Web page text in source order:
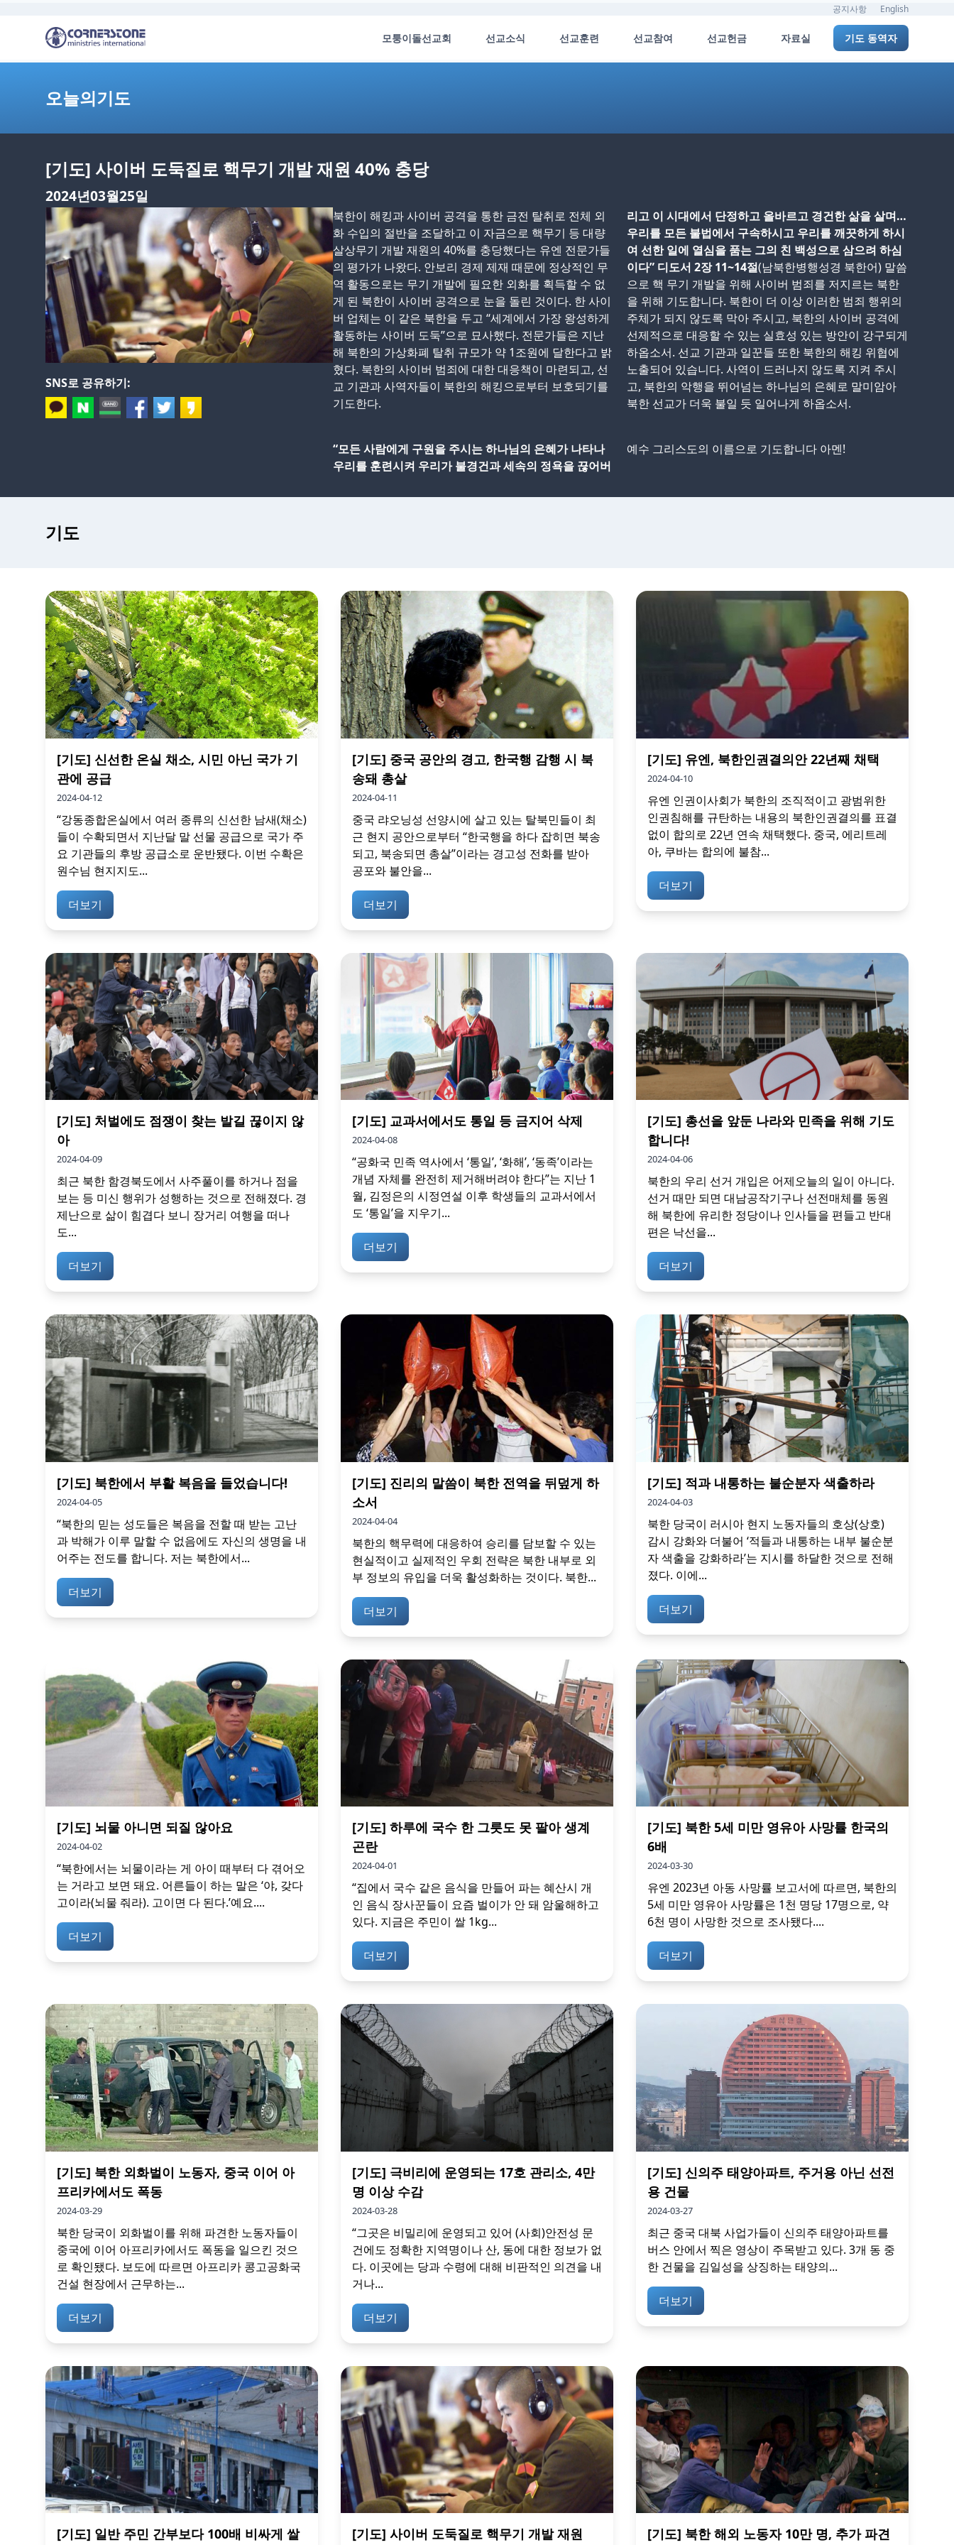
공지사항 English
모퉁이돌선교회 선교소식 선교훈련 선교참여 선교헌금 자료실 기도 동역자
오늘의기도
[기도] 사이버 도둑질로 핵무기 개발 재원 40% 충당
2024년03월25일
SNS로 공유하기:
북한이 해킹과 사이버 공격을 통한 금전 탈취로 전체 외
화 수입의 절반을 조달하고 이 자금으로 핵무기 등 대량
살상무기 개발 재원의 40%를 충당했다는 유엔 전문가들
의 평가가 나왔다. 안보리 경제 제재 때문에 정상적인 무
역 활동으로는 무기 개발에 필요한 외화를 획득할 수 없
게 된 북한이 사이버 공격으로 눈을 돌린 것이다. 한 사이
버 업체는 이 같은 북한을 두고 “세계에서 가장 왕성하게
활동하는 사이버 도둑”으로 묘사했다. 전문가들은 지난
해 북한의 가상화폐 탈취 규모가 약 1조원에 달한다고 밝
혔다. 북한의 사이버 범죄에 대한 대응책이 마련되고, 선
교 기관과 사역자들이 북한의 해킹으로부터 보호되기를
기도한다.
“모든 사람에게 구원을 주시는 하나님의 은혜가 나타나
우리를 훈련시켜 우리가 불경건과 세속의 정욕을 끊어버
리고 이 시대에서 단정하고 올바르고 경건한 삶을 살며…
우리를 모든 불법에서 구속하시고 우리를 깨끗하게 하시
여 선한 일에 열심을 품는 그의 친 백성으로 삼으려 하심
이다” 디도서 2장 11~14절(남북한병행성경 북한어) 말씀
으로 핵 무기 개발을 위해 사이버 범죄를 저지르는 북한
을 위해 기도합니다. 북한이 더 이상 이러한 범죄 행위의
주체가 되지 않도록 막아 주시고, 북한의 사이버 공격에
선제적으로 대응할 수 있는 실효성 있는 방안이 강구되게
하옵소서. 선교 기관과 일꾼들 또한 북한의 해킹 위협에
노출되어 있습니다. 사역이 드러나지 않도록 지켜 주시
고, 북한의 악행을 뛰어넘는 하나님의 은혜로 말미암아
북한 선교가 더욱 불일 듯 일어나게 하옵소서.
예수 그리스도의 이름으로 기도합니다 아멘!
기도
[기도] 신선한 온실 채소, 시민 아닌 국가 기
관에 공급
2024-04-12
“강동종합온실에서 여러 종류의 신선한 남새(채소)
들이 수확되면서 지난달 말 선물 공급으로 국가 주
요 기관들의 후방 공급소로 운반됐다. 이번 수확은
원수님 현지지도...
더보기
[기도] 중국 공안의 경고, 한국행 감행 시 북
송돼 총살
2024-04-11
중국 랴오닝성 선양시에 살고 있는 탈북민들이 최
근 현지 공안으로부터 “한국행을 하다 잡히면 북송
되고, 북송되면 총살”이라는 경고성 전화를 받아
공포와 불안을...
더보기
[기도] 유엔, 북한인권결의안 22년째 채택
2024-04-10
유엔 인권이사회가 북한의 조직적이고 광범위한
인권침해를 규탄하는 내용의 북한인권결의를 표결
없이 합의로 22년 연속 채택했다. 중국, 에리트레
아, 쿠바는 합의에 불참...
더보기
[기도] 처벌에도 점쟁이 찾는 발길 끊이지 않
아
2024-04-09
최근 북한 함경북도에서 사주풀이를 하거나 점을
보는 등 미신 행위가 성행하는 것으로 전해졌다. 경
제난으로 삶이 힘겹다 보니 장거리 여행을 떠나
도...
더보기
[기도] 교과서에서도 통일 등 금지어 삭제
2024-04-08
“공화국 민족 역사에서 ‘통일’, ‘화해’, ‘동족’이라는
개념 자체를 완전히 제거해버려야 한다”는 지난 1
월, 김정은의 시정연설 이후 학생들의 교과서에서
도 ‘통일’을 지우기...
더보기
[기도] 총선을 앞둔 나라와 민족을 위해 기도
합니다!
2024-04-06
북한의 우리 선거 개입은 어제오늘의 일이 아니다.
선거 때만 되면 대남공작기구나 선전매체를 동원
해 북한에 유리한 정당이나 인사들을 편들고 반대
편은 낙선을...
더보기
[기도] 북한에서 부활 복음을 들었습니다!
2024-04-05
“북한의 믿는 성도들은 복음을 전할 때 받는 고난
과 박해가 이루 말할 수 없음에도 자신의 생명을 내
어주는 전도를 합니다. 저는 북한에서...
더보기
[기도] 진리의 말씀이 북한 전역을 뒤덮게 하
소서
2024-04-04
북한의 핵무력에 대응하여 승리를 담보할 수 있는
현실적이고 실제적인 우회 전략은 북한 내부로 외
부 정보의 유입을 더욱 활성화하는 것이다. 북한...
더보기
[기도] 적과 내통하는 불순분자 색출하라
2024-04-03
북한 당국이 러시아 현지 노동자들의 호상(상호)
감시 강화와 더불어 ‘적들과 내통하는 내부 불순분
자 색출을 강화하라’는 지시를 하달한 것으로 전해
졌다. 이에...
더보기
[기도] 뇌물 아니면 되질 않아요
2024-04-02
“북한에서는 뇌물이라는 게 아이 때부터 다 겪어오
는 거라고 보면 돼요. 어른들이 하는 말은 ‘야, 갖다
고이라(뇌물 줘라). 고이면 다 된다.’예요....
더보기
[기도] 하루에 국수 한 그릇도 못 팔아 생계
곤란
2024-04-01
“집에서 국수 같은 음식을 만들어 파는 혜산시 개
인 음식 장사꾼들이 요즘 벌이가 안 돼 암울해하고
있다. 지금은 주민이 쌀 1kg...
더보기
[기도] 북한 5세 미만 영유아 사망률 한국의
6배
2024-03-30
유엔 2023년 아동 사망률 보고서에 따르면, 북한의
5세 미만 영유아 사망률은 1천 명당 17명으로, 약
6천 명이 사망한 것으로 조사됐다....
더보기
[기도] 북한 외화벌이 노동자, 중국 이어 아
프리카에서도 폭동
2024-03-29
북한 당국이 외화벌이를 위해 파견한 노동자들이
중국에 이어 아프리카에서도 폭동을 일으킨 것으
로 확인됐다. 보도에 따르면 아프리카 콩고공화국
건설 현장에서 근무하는...
더보기
[기도] 극비리에 운영되는 17호 관리소, 4만
명 이상 수감
2024-03-28
“그곳은 비밀리에 운영되고 있어 (사회)안전성 문
건에도 정확한 지역명이나 산, 동에 대한 정보가 없
다. 이곳에는 당과 수령에 대해 비판적인 의견을 내
거나...
더보기
[기도] 신의주 태양아파트, 주거용 아닌 선전
용 건물
2024-03-27
최근 중국 대북 사업가들이 신의주 태양아파트를
버스 안에서 찍은 영상이 주목받고 있다. 3개 동 중
한 건물을 김일성을 상징하는 태양의...
더보기
[기도] 일반 주민 간부보다 100배 비싸게 쌀
[기도] 사이버 도둑질로 핵무기 개발 재원
[기도] 북한 해외 노동자 10만 명, 추가 파견